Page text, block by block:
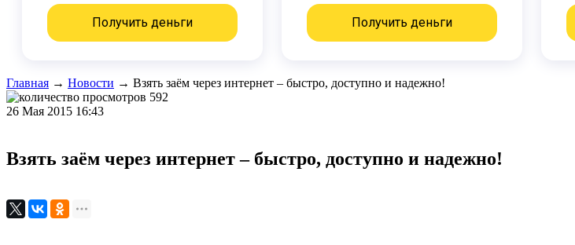
Получить деньги Получить деньги
Главная → Новости → Взять заём через интернет – быстро, доступно и надежно!
592
26 Мая 2015 16:43
Взять заём через интернет – быстро, доступно и надежно!